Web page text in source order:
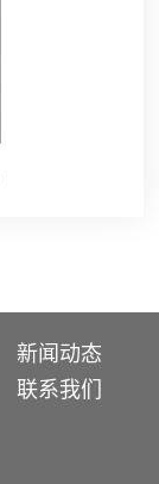
新闻动态
联系我们